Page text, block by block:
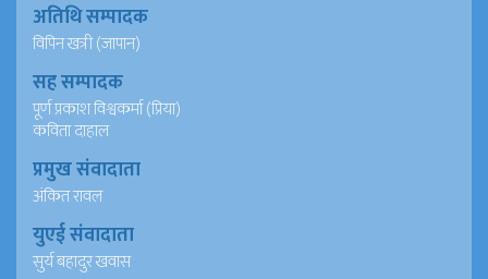
अतिथि सम्पादक
विपिन खत्री (जापान)
सह सम्पादक
पूर्ण प्रकाश विश्वकर्मा (प्रिया)
कविता दाहाल
प्रमुख संवादाता
अंकित रावल
युएई संवादाता
सुर्य बहादुर खवास